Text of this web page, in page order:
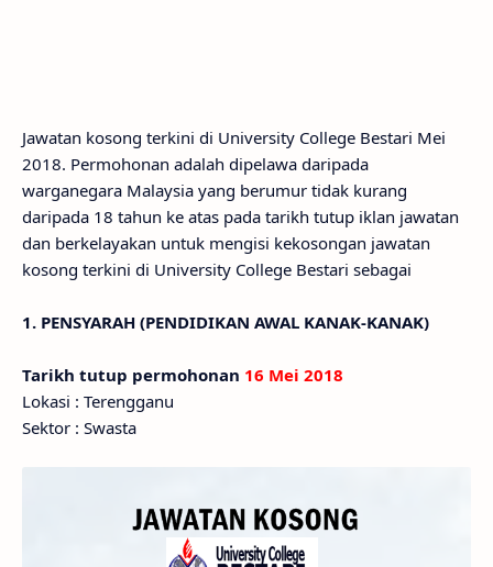
Jawatan kosong terkini di University College Bestari Mei
2018. Permohonan adalah dipelawa daripada
warganegara Malaysia yang berumur tidak kurang
daripada 18 tahun ke atas pada tarikh tutup iklan jawatan
dan berkelayakan untuk mengisi kekosongan jawatan
kosong terkini di University College Bestari sebagai
1. PENSYARAH (PENDIDIKAN AWAL KANAK-KANAK)
Tarikh tutup permohonan 16 Mei 2018
Lokasi : Terengganu
Sektor : Swasta